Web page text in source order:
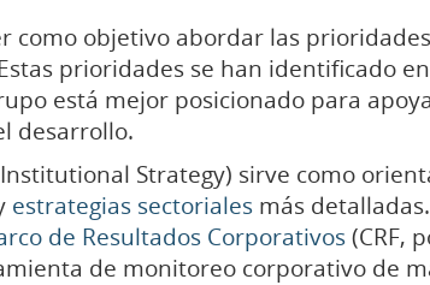
objetivo abordar las
prioridades se han identificado
está mejor posicionado para
desarrollo.
Strategy) sirve como
estrategias sectoriales más
de Resultados Corporativos(CRF,
de monitoreo corporativo de